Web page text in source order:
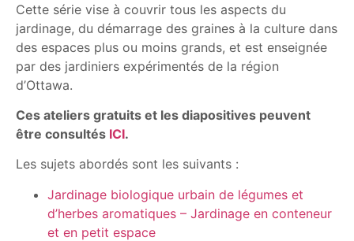
Cette série vise à couvrir tous les aspects du
jardinage, du démarrage des graines à la culture dans
des espaces plus ou moins grands, et est enseignée
par des jardiniers expérimentés de la région
d’Ottawa.
Ces ateliers gratuits et les diapositives peuvent
être consultés ICI.
Les sujets abordés sont les suivants :
Jardinage biologique urbain de légumes et
d’herbes aromatiques – Jardinage en conteneur
et en petit espace